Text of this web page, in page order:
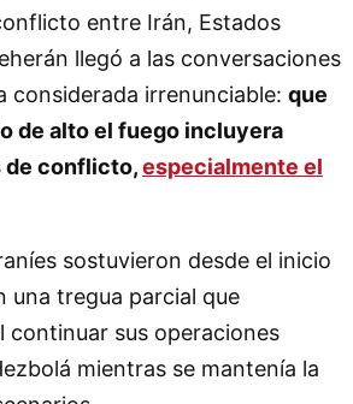
entre Irán, Estados
llegó a las conversaciones
considerada irrenunciable: que
de alto el fuego incluyera
de conflicto,especialmente el
sostuvieron desde el inicio
una tregua parcial que
continuar sus operaciones
mientras se mantenía la